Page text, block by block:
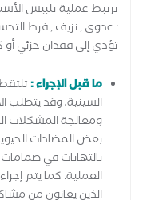
ترتبط عملية تلبيس
: عدوى , نزيف , فرط
تؤدي إلى فقدان جزئي
ما قبل الإجراء :
السينية، وقد يتطلب
ومعالجة المشكلات
بعض المضادات
بالتهابات في
العملية. كما يتم
الذين يعانون من